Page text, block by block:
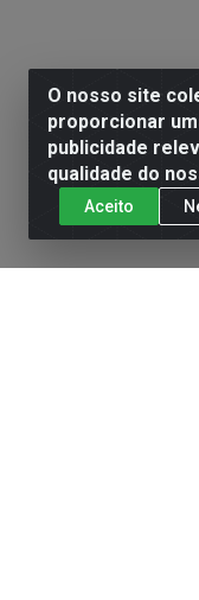
O nosso site
proporcionar
publicidade
qualidade do
Aceito